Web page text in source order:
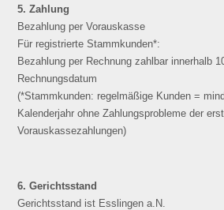
5. Zahlung
Bezahlung per Vorauskasse
Für registrierte Stammkunden*:
Bezahlung per Rechnung zahlbar innerhalb
Rechnungsdatum
(*Stammkunden: regelmäßige Kunden =
Kalenderjahr ohne Zahlungsprobleme der
Vorauskassezahlungen)
6. Gerichtsstand
Gerichtsstand ist Esslingen a.N.